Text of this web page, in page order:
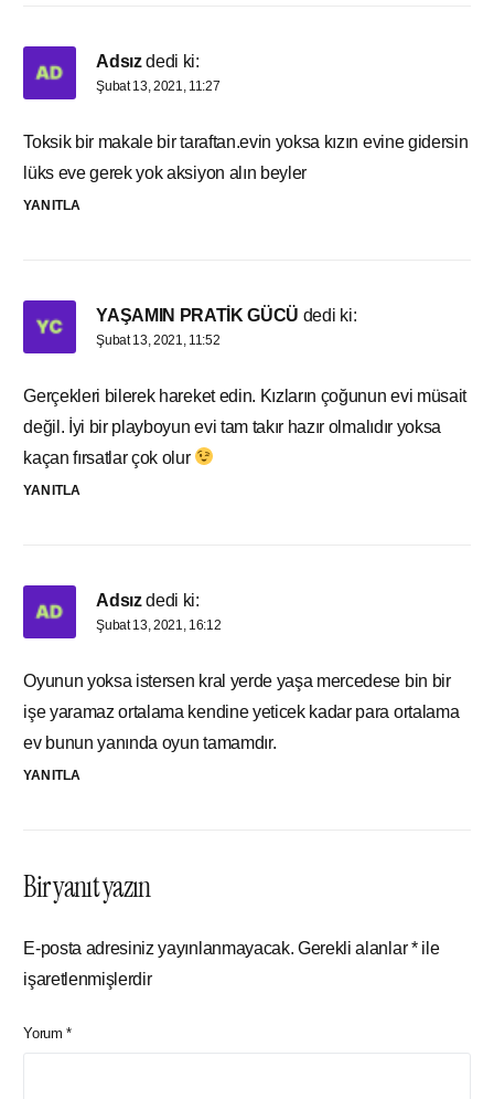
Adsız dedi ki:
Şubat 13, 2021, 11:27
Toksik bir makale bir taraftan.evin yoksa kızın evine gidersin
lüks eve gerek yok aksiyon alın beyler
YANITLA
YAŞAMIN PRATİK GÜCÜ dedi ki:
Şubat 13, 2021, 11:52
Gerçekleri bilerek hareket edin. Kızların çoğunun evi müsait
değil. İyi bir playboyun evi tam takır hazır olmalıdır yoksa
kaçan fırsatlar çok olur
YANITLA
Adsız dedi ki:
Şubat 13, 2021, 16:12
Oyunun yoksa istersen kral yerde yaşa mercedese bin bir
işe yaramaz ortalama kendine yeticek kadar para ortalama
ev bunun yanında oyun tamamdır.
YANITLA
Bir yanıt yazın
E-posta adresiniz yayınlanmayacak. Gerekli alanlar*ile
işaretlenmişlerdir
Yorum*